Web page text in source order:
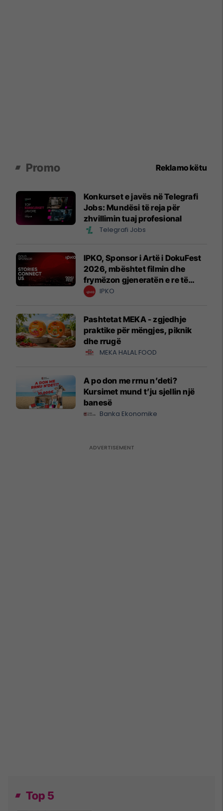
Promo Reklamo këtu
Konkurset e javës në Telegrafi
Jobs: Mundësi të reja për
zhvillimin tuaj profesional
Telegrafi Jobs
IPKO, Sponsor i Artë i DokuFest
2026, mbështet filmin dhe
frymëzon gjeneratën e re të
krijuesve
IPKO
Pashtetat MEKA - zgjedhje
praktike për mëngjes, piknik
dhe rrugë
MEKA HALAL FOOD
A po don me rrnu n’deti?
Kursimet mund t’ju sjellin një
banesë
Banka Ekonomike
Top 5